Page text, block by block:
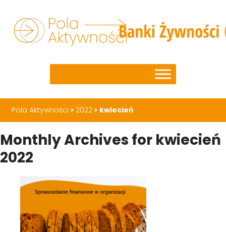
Pola Aktywności > 2022 > kwiecień
Monthly Archives for kwiecień
2022